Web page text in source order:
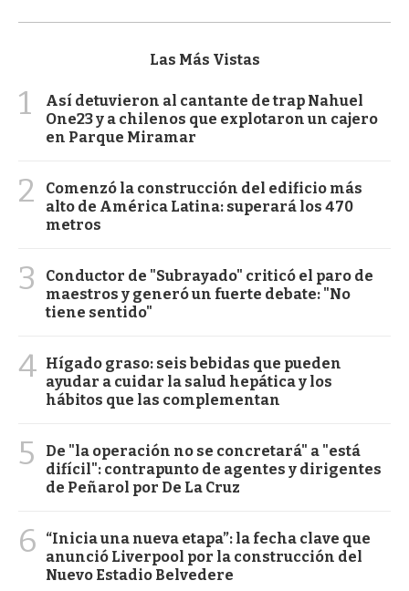
Las Más Vistas
1
Así detuvieron al cantante de trap Nahuel
One23 y a chilenos que explotaron un cajero
en Parque Miramar
2
Comenzó la construcción del edificio más
alto de América Latina: superará los 470
metros
3
Conductor de "Subrayado" criticó el paro de
maestros y generó un fuerte debate: "No
tiene sentido"
4 Hígado graso: seis bebidas que pueden
ayudar a cuidar la salud hepática y los
hábitos que las complementan
5
De "la operación no se concretará" a "está
difícil": contrapunto de agentes y dirigentes
de Peñarol por De La Cruz
6
“Inicia una nueva etapa”: la fecha clave que
anunció Liverpool por la construcción del
Nuevo Estadio Belvedere